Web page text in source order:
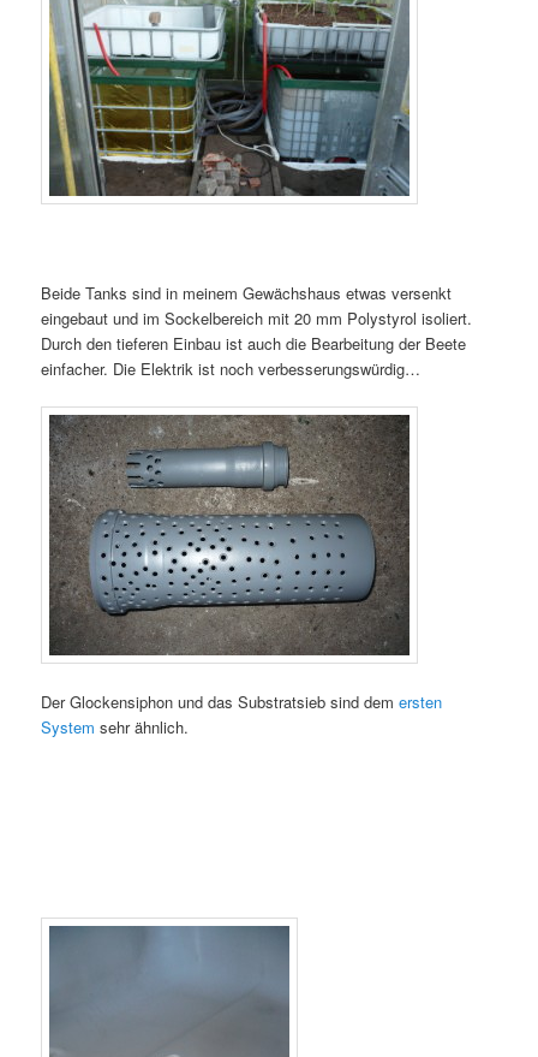
Beide Tanks sind in meinem Gewächshaus etwas versenkt
eingebaut und im Sockelbereich mit 20 mm Polystyrol isoliert.
Durch den tieferen Einbau ist auch die Bearbeitung der Beete
einfacher. Die Elektrik ist noch verbesserungswürdig…
Der Glockensiphon und das Substratsieb sind demersten
System sehr ähnlich.